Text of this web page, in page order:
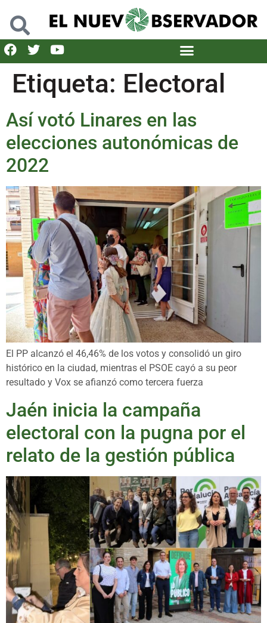
Etiqueta: Electoral
Así votó Linares en las
elecciones autonómicas de
2022
El PP alcanzó el 46,46% de los votos y consolidó un giro
histórico en la ciudad, mientras el PSOE cayó a su peor
resultado y Vox se afianzó como tercera fuerza
Jaén inicia la campaña
electoral con la pugna por el
relato de la gestión pública